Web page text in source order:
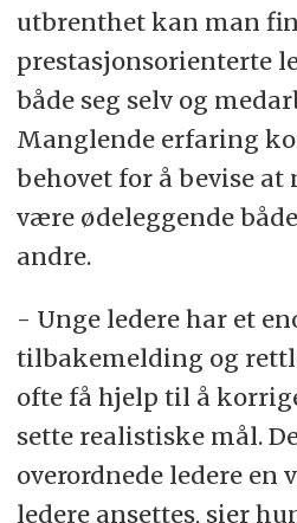
utbrenthet kan man
prestasjonsorienterte
både seg selv og
Manglende erfaring
behovet for å bevise at
være ødeleggende
andre.
- Unge ledere har et
tilbakemelding og
ofte få hjelp til å
sette realistiske mål.
overordnede ledere
ledere ansettes, sier